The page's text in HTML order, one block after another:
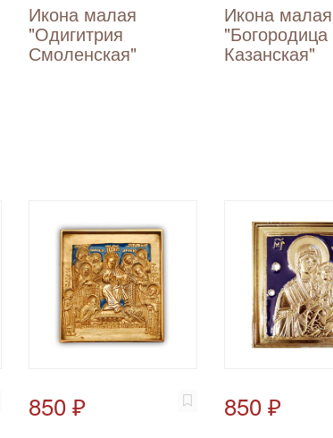
Икона малая
"Одигитрия
Смоленская"
Икона малая
"Богородица
Казанская"
850 ₽ 850 ₽